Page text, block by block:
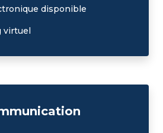
disponible
virtuel